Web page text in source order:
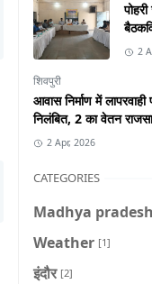
2
शिवपुरी
आवास निर्माण में
निलंबित, 2 का वेतन
2 Apr, 2026
CATEGORIES
Madhya pradesh
Weather [1]
इंदौर [2]